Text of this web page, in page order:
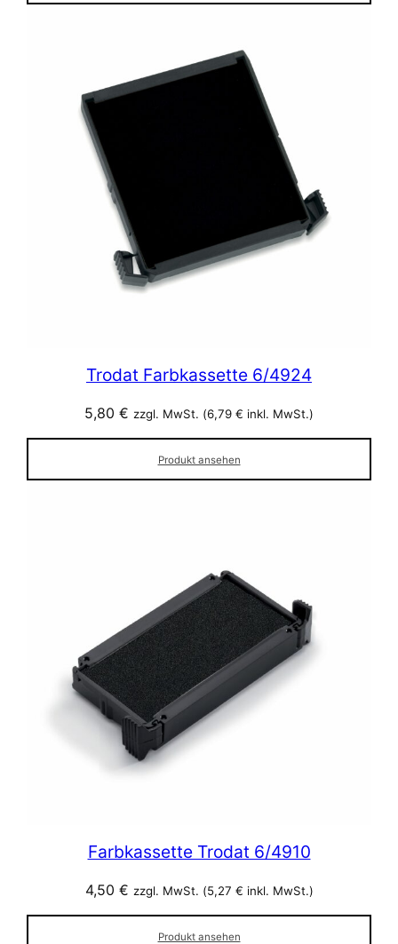
Trodat Farbkassette 6/4924
5,80 € zzgl. MwSt. (6,79 € inkl. MwSt.)
Produkt ansehen
Farbkassette Trodat 6/4910
4,50 € zzgl. MwSt. (5,27 € inkl. MwSt.)
Produkt ansehen